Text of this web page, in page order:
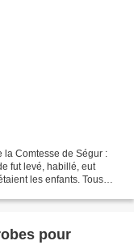
la Comtesse de Ségur :
fut levé, habillé, eut
les enfants. Tous
pour